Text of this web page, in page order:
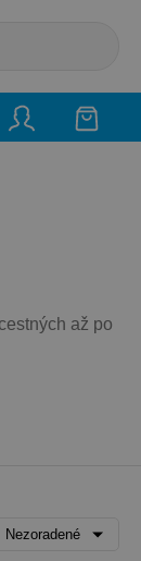
až po
Nezoradené